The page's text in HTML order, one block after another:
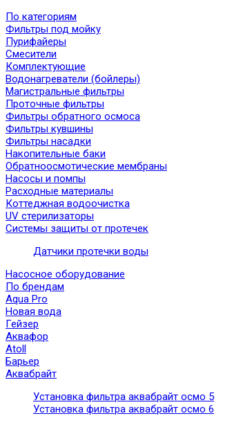
По категориям
Фильтры под мойку
Пурифайеры
Смесители
Комплектующие
Водонагреватели (бойлеры)
Магистральные фильтры
Проточные фильтры
Фильтры обратного осмоса
Фильтры кувшины
Фильтры насадки
Накопительные баки
Обратноосмотические мембраны
Насосы и помпы
Расходные материалы
Коттеджная водоочистка
UV стерилизаторы
Системы защиты от протечек
Датчики протечки воды
Насосное оборудование
По брендам
Aqua Pro
Новая вода
Гейзер
Аквафор
Atoll
Барьер
Аквабрайт
Установка фильтра аквабрайт осмо 5
Установка фильтра аквабрайт осмо 6